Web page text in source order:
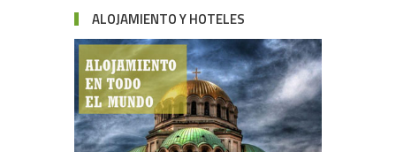
ALOJAMIENTO Y HOTELES